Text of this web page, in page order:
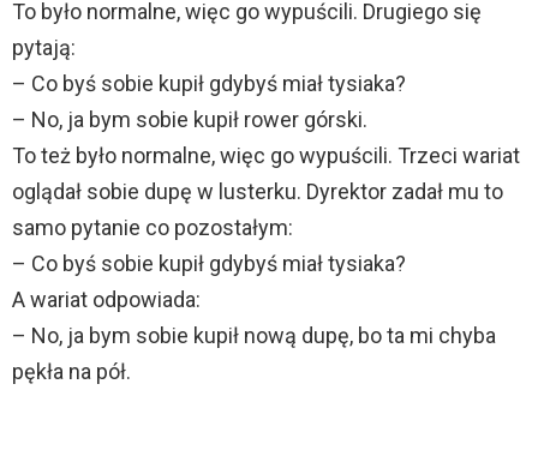
To było normalne, więc go wypuścili. Drugiego się
pytają:
– Co byś sobie kupił gdybyś miał tysiaka?
– No, ja bym sobie kupił rower górski.
To też było normalne, więc go wypuścili. Trzeci wariat
oglądał sobie dupę w lusterku. Dyrektor zadał mu to
samo pytanie co pozostałym:
– Co byś sobie kupił gdybyś miał tysiaka?
A wariat odpowiada:
– No, ja bym sobie kupił nową dupę, bo ta mi chyba
pękła na pół.